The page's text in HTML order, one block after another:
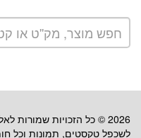
2026 © כל הזכויות
לשכפל טקסטים, תמונות וכל